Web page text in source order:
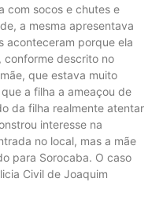
com socos e chutes e
a mesma apresentava
aconteceram porque ela
conforme descrito no
que estava muito
a filha a ameaçou de
da filha realmente atentar
interesse na
no local, mas a mãe
para Sorocaba. O caso
Civil de Joaquim